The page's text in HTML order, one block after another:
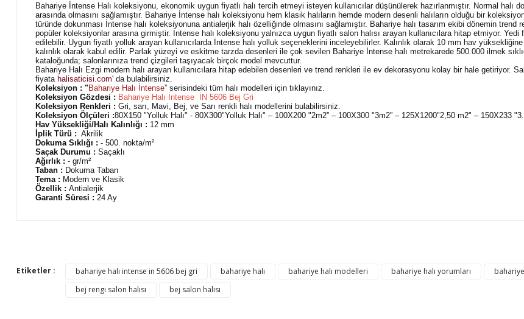
Bahariye İntense Halı koleksiyonu, ekonomik uygun fiyatlı halı tercih etmeyi isteyen kullanıcılar düşünülerek hazırlanmıştır. Normal
arasında olmasını sağlamıştır. Bahariye İntense halı koleksiyonu hem klasik halıların hemde modern desenli halıların olduğu bir
türünde dokunması İntense halı koleksiyonuna antialerjik halı özelliğinde olmasını sağlamıştır. Bahariye halı tasarım ekibi dönemin
popüler koleksiyonlar arasına girmiştir. İntense halı koleksiyonu yalnızca uygun fiyatlı salon halısı arayan kullanıcılara hitap etmiyor.
edilebilir. Uygun fiyatlı yolluk arayan kullanıcılarda İntense halı yolluk seçeneklerini inceleyebilirler. Kalınlık olarak 10 mm hav
kalınlık olarak kabul edilir. Parlak yüzeyi ve eskitme tarzda desenleri ile çok sevilen Bahariye İntense halı metrekarede 500.000 ilmek
kataloğunda; salonlarınıza trend çizgileri taşıyacak birçok model mevcuttur.
Bahariye Halı Ezgi modern halı arayan kullanıcılara hitap edebilen desenleri ve trend renkleri ile ev dekorasyonu kolay bir hale getiriyor.
fiyata halisaticisi.com' da bulabilirsiniz.
Koleksiyon : "Bahariye Halı İntense” serisindeki tüm halı modelleri için tıklayınız.
Koleksiyon Gözdesi : Bahariye Halı İntense İN 5606 Bej Gri
Koleksiyon Renkleri : Gri, sarı, Mavi, Bej, ve Sarı renkli halı modellerini bulabilirsiniz.
Koleksiyon Ölçüleri :80X150 "Yolluk Halı" - 80X300"Yolluk Halı" – 100X200 "2m2” – 100X300 "3m2” – 125X1200"2,50 m2" – 150X233
Hav Yüksekliği/Halı Kalınlığı : 12 mm
İplik Türü : Akrilik
Dokuma Sıklığı : - 500. nokta/m²
Saçak Durumu : Saçaklı
Ağırlık : - gr/m²
Taban : Dokuma Taban
Tema : Modern ve Klasik
Özellik : Antialerjik
Garanti Süresi : 24 Ay
Ürün resmi kalitesiz, bozuk veya görüntülenemiyor.
Etiketler : bahariye halı intense in 5606 bej gri bahariye halı bahariye halı modelleri bahariye halı yorumları
bej rengi salon halısı
bej salon halısı